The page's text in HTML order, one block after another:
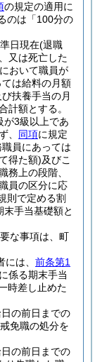
の規定の適用に
のは「100分の
日現在(退職
又は死亡した
において職員が
は給料の月額
び扶養手当の月
計額とする。
が3級以上であ
、 同項に規定
員にあっては
得た額)及びこ
務上の段階、
員の区分に応
則で定める割
末手当基礎額と
な事項は、町
は、 前条第1
係る期末手当
時差し止めた
の前日までの
免職の処分を
の前日までの